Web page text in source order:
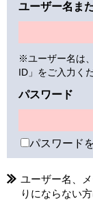
ユーザー名ま
※ユーザー名は
ID」をご入力く
パスワード
パスワード
ユーザー名、
りにならない方